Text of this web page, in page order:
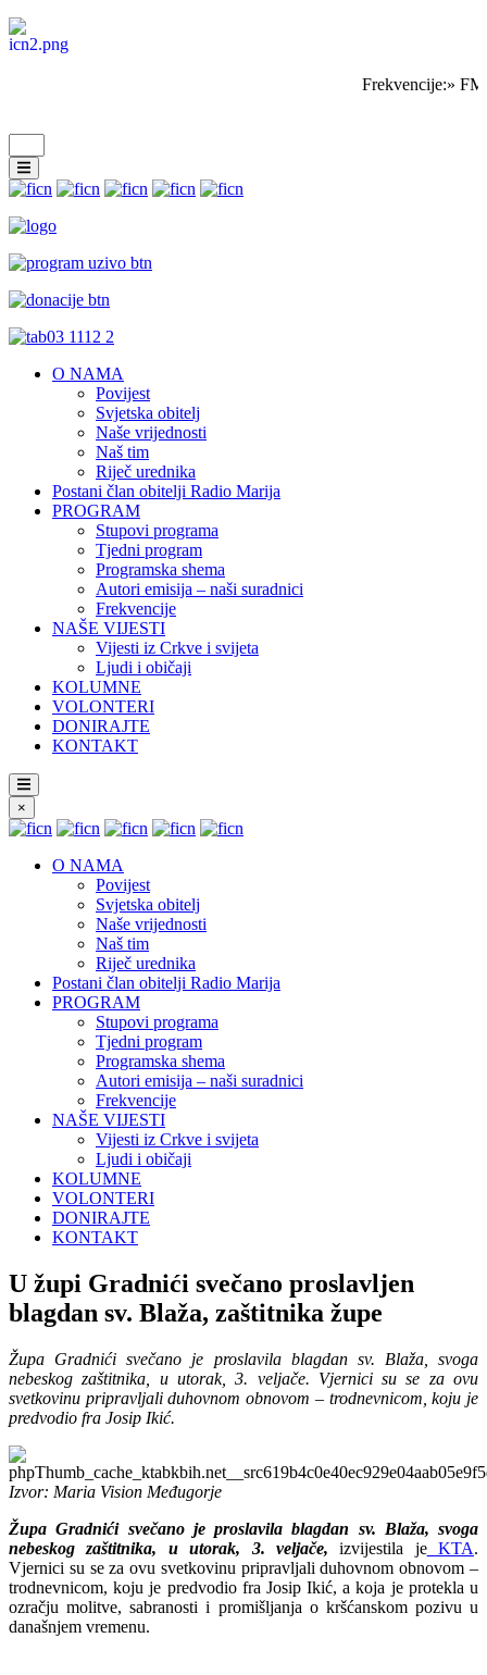
Frekvencije:»
O NAMA
Povijest
Svjetska obitelj
Naše vrijednosti
Naš tim
Riječ urednika
Postani član obitelji Radio Marija
PROGRAM
Stupovi programa
Tjedni program
Programska shema
Autori emisija – naši suradnici
Frekvencije
NAŠE VIJESTI
Vijesti iz Crkve i svijeta
Ljudi i običaji
KOLUMNE
VOLONTERI
DONIRAJTE
KONTAKT
×
O NAMA
Povijest
Svjetska obitelj
Naše vrijednosti
Naš tim
Riječ urednika
Postani član obitelji Radio Marija
PROGRAM
Stupovi programa
Tjedni program
Programska shema
Autori emisija – naši suradnici
Frekvencije
NAŠE VIJESTI
Vijesti iz Crkve i svijeta
Ljudi i običaji
KOLUMNE
VOLONTERI
DONIRAJTE
KONTAKT
U župi Gradnići svečano proslavljen
blagdan sv. Blaža, zaštitnika župe
Župa Gradnići svečano je proslavila blagdan sv. Blaža, svoga
nebeskog zaštitnika, u utorak, 3. veljače. Vjernici su se za ovu
svetkovinu pripravljali duhovnom obnovom – trodnevnicom, koju je
predvodio fra Josip Ikić.
Izvor: Maria Vision Međugorje
Župa Gradnići svečano je proslavila blagdan sv. Blaža, svoga
nebeskog zaštitnika, u utorak, 3. veljače,
izvijestila jeKTA.
Vjernici su se za ovu svetkovinu pripravljali duhovnom obnovom –
trodnevnicom, koju je predvodio fra Josip Ikić, a koja je protekla u
ozračju molitve, sabranosti i promišljanja o kršćanskom pozivu u
današnjem vremenu.